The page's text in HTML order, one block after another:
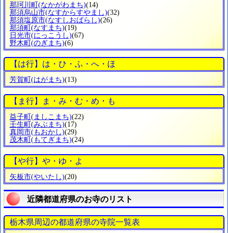
那珂川町(なかがわまち)(14)
那須烏山市(なすからすやまし)(32)
那須塩原市(なすしおばらし)(26)
那須町(なすまち)(19)
日光市(にっこうし)(67)
野木町(のぎまち)(6)
【は行】は・ひ・ふ・へ・ほ
芳賀町 (はがまち)(13)
【ま行】ま・み・む・め・も
益子町 (ましこまち)(22)
壬生町 (みぶまち)(17)
真岡市(もおかし)(29)
茂木町 (もてぎまち)(24)
【や行】や・ゆ・よ
矢板市(やいたし)(20)
近隣都道府県のお寺のリスト
栃木県周辺の都道府県の寺院一覧表